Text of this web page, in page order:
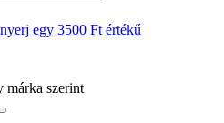
egy 3500 Ft értékű
márka szerint